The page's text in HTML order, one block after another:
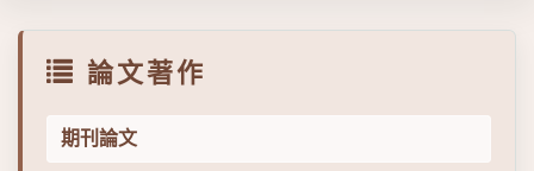
論文著作
期刊論文